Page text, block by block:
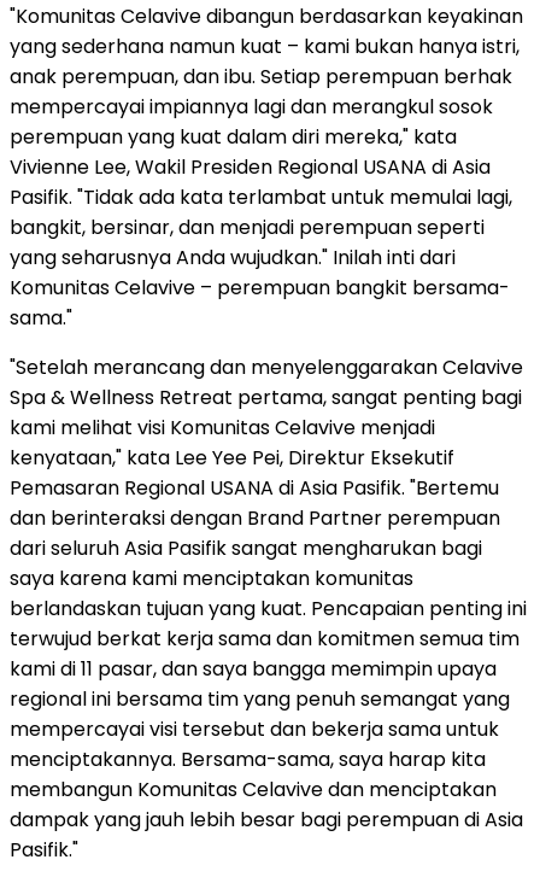
"Komunitas Celavive dibangun berdasarkan keyakinan
yang sederhana namun kuat – kami bukan hanya istri,
anak perempuan, dan ibu. Setiap perempuan berhak
mempercayai impiannya lagi dan merangkul sosok
perempuan yang kuat dalam diri mereka," kata
Vivienne Lee, Wakil Presiden Regional USANA di Asia
Pasifik. "Tidak ada kata terlambat untuk memulai lagi,
bangkit, bersinar, dan menjadi perempuan seperti
yang seharusnya Anda wujudkan." Inilah inti dari
Komunitas Celavive – perempuan bangkit bersama-
sama."
"Setelah merancang dan menyelenggarakan Celavive
Spa & Wellness Retreat pertama, sangat penting bagi
kami melihat visi Komunitas Celavive menjadi
kenyataan," kata Lee Yee Pei, Direktur Eksekutif
Pemasaran Regional USANA di Asia Pasifik. "Bertemu
dan berinteraksi dengan Brand Partner perempuan
dari seluruh Asia Pasifik sangat mengharukan bagi
saya karena kami menciptakan komunitas
berlandaskan tujuan yang kuat. Pencapaian penting ini
terwujud berkat kerja sama dan komitmen semua tim
kami di 11 pasar, dan saya bangga memimpin upaya
regional ini bersama tim yang penuh semangat yang
mempercayai visi tersebut dan bekerja sama untuk
menciptakannya. Bersama-sama, saya harap kita
membangun Komunitas Celavive dan menciptakan
dampak yang jauh lebih besar bagi perempuan di Asia
Pasifik."